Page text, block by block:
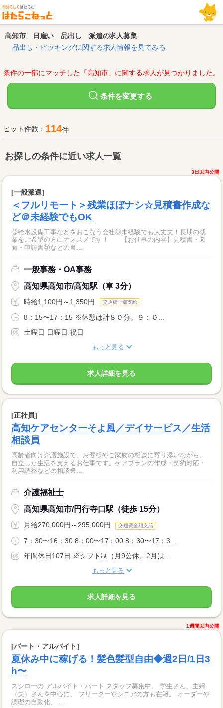
高知市 日雇い 品出し 派遣の求人募集
品出し・ピッキングに関する求人情報を見てみる
条件の一部にマッチした「高知市」に関する求人が見つかりました。
条件を変更する
ヒット件数： 114件
お探しの条件に近い求人一覧
3日以内公開
[一般派遣]
＜フルリモート＞残業ほぼナシ☆見積書作成な
ど＠未経験でもOK
◎給水設備工事などをおこなう会社◎未経験でも大丈夫！長期の就
業をご希望の方にオススメです！ 【お仕事の内容】見積書・図
面・申請書類などの書...
一般事務・OA事務
高知県高知市/高知駅（車 3分）
時給1,100円～1,350円 交通費一部支給
8：15〜17：15 ※休憩は計８０分。９：０...
土曜日 日曜日 祝日
もっと見る
求人詳細を見る
[正社員]
高知ケアセンターそよ風／デイサービス／生活
相談員
高齢者向け介護施設で、お客様やご家族の相談に寄り添いながら、
自立した生活を支えるお仕事です。ケアプランの作成・契約対応・
利用調整などの相談業...
介護福祉士
高知県高知市/円行寺口駅（徒歩 15分）
月給270,000円～295,000円 交通費全額支給
7：30〜16：30 8：00〜17：00 8：30〜17：3...
年間休日107日 ※シフト制（月9公休、2月は...
もっと見る
求人詳細を見る
1週間以内公開
[パート・アルバイト]
夏休み中に稼げる！髪色髪型自由◆週2日/1日3
h〜
スシローの アルバイト・パート スタッフ募集中。 学生さん、主婦
（夫）さんを中心に、 フリーターやシニアの方も在籍。 オーダーや
調理の自動化、 ...